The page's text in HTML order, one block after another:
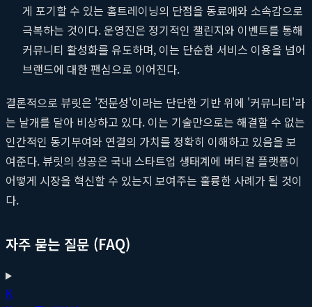
게 포기할 수 있는 홈트레이닝의 단점을 동료애와 소속감으로
극복하는 것이다. 운영진은 정기적인 챌린지와 이벤트를 통해
커뮤니티 활성화를 유도하며, 이는 단순한 서비스 이용을 넘어
브랜드에 대한 팬심으로 이어진다.
결론적으로 뷰릿은 '전문성'이라는 단단한 기반 위에 '커뮤니티'라
는 날개를 달아 비상하고 있다. 이는 기술만으로는 해결할 수 없는
인간적인 동기부여와 연결의 가치를 정확히 이해하고 있음을 보
여준다. 뷰릿의 성공은 국내 스타트업 생태계에 버티컬 플랫폼이
어떻게 시장을 혁신할 수 있는지 보여주는 훌륭한 사례가 될 것이
다.
자주 묻는 질문 (FAQ)
K